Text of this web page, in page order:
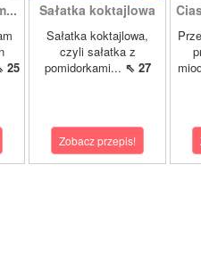
25
Sałatka koktajlowa
Sałatka koktajlowa,
czyli sałatka z
pomidorkami... ⇖ 27
Zobacz przepis!